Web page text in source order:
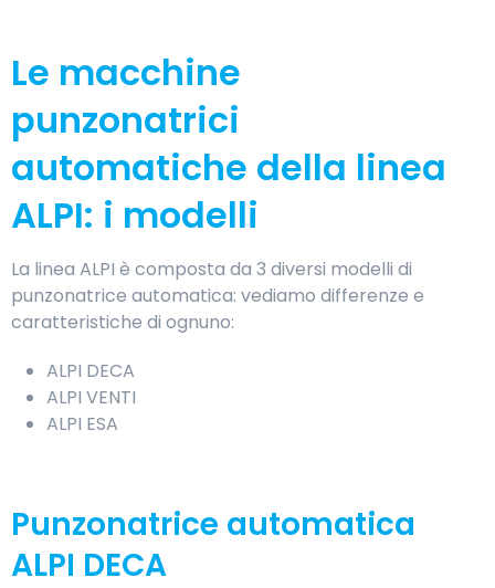
Le macchine
punzonatrici
automatiche della linea
ALPI: i modelli
La linea ALPI è composta da 3 diversi modelli di
punzonatrice automatica: vediamo differenze e
caratteristiche di ognuno:
ALPI DECA
ALPI VENTI
ALPI ESA
Punzonatrice automatica
ALPI DECA